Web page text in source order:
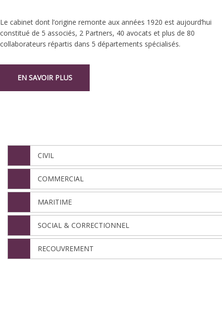
Le cabinet dont l’origine remonte aux années 1920 est aujourd’hui
constitué de 5 associés, 2 Partners, 40 avocats et plus de 80
collaborateurs répartis dans 5 départements spécialisés.
EN SAVOIR PLUS
CIVIL
COMMERCIAL
MARITIME
SOCIAL & CORRECTIONNEL
RECOUVREMENT